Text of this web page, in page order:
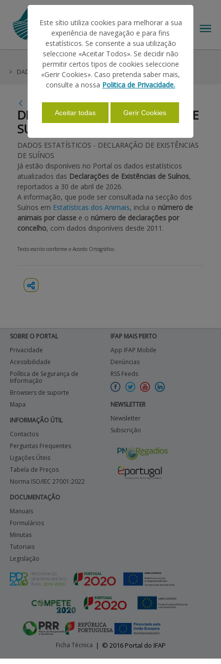
AJUDAS/APOIOS
INFORMAÇÕES
ESTATÍSTICAS
PAGAMENTOS
Entrar / Registar
RSS Feeds
RSS Notícias
DADOS ESTATÍSTICOS - DECLARAÇÃO DE EXISTÊNCIAS DE SUÍNOS
DADOS ESTATÍSTICOS -
DECLARAÇÃO DE EXISTÊNCIAS DE
SUÍNOS
DADOS ESTATÍSTICOS - DECLARAÇÃO DE EXISTÊNCIAS
DE SUÍNOS
Já estão disponíveis no Portal os dados estatísticos
atualizados das Declarações de Existências de Suínos,
reportados a 30 de abril de 2026.
A informação, que pode ser consultada na secção dos
Suínos em Estatísticas dos Animais, inclui o número de
animais por classe e o número de declarações por
concelho, com dados disponíveis desde 2011.
Texto escrito conforme o Acordo Ortográfico.
SOBRE O PORTAL
Privacidade
Acessibilidade
Política de Segurança de
Informação
Browsers de suporte
Mapa
INFORMAÇÃO ÚTIL
Contactos
Perguntas Frequentes
Ligações Úteis
Tabela de Preços
Norma ISO/IEC 27001:2022
DOCUMENTAÇÃO
Manuais
Formulários
Minutas
Tutoriais
Legislação
IFAP MAIS PERTO
App IFAP Mobile
Denúncias
RSS Feeds
NEWSLETTER
Newsletter
Subscrição
Ficha Técnica | © 2016 Portal do IFAP
Este sítio utiliza cookies para melhorar a sua
experiência de navegação e para fins
estatísticos. Se consente a sua utilização
seleccione «Aceitar Todos». Se decidir não
permitir certos tipos de cookies seleccione
«Gerir Cookies». Caso pretenda saber mais,
consulte a nossa Politica de Privacidade.
Aceitar todas Gerir Cookies